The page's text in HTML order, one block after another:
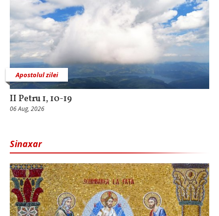
Apostolul zilei
II Petru 1, 10-19
06 Aug, 2026
Sinaxar